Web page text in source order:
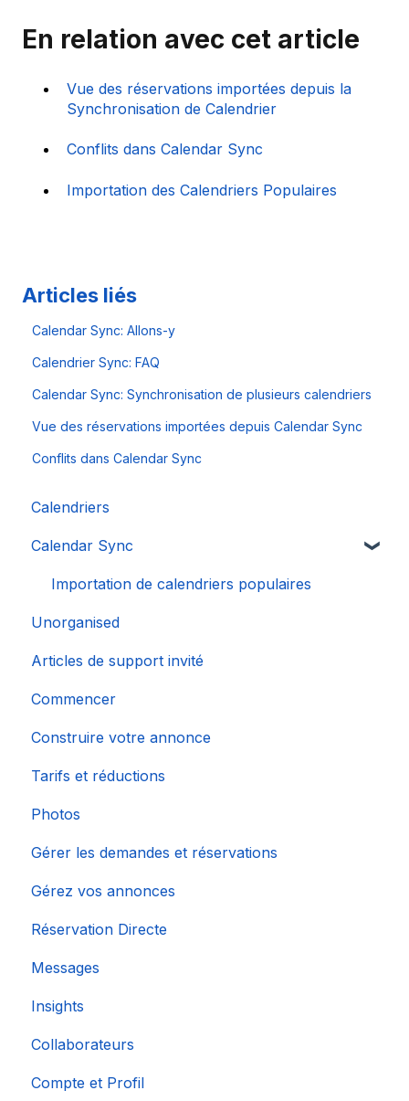
En relation avec cet article
Vue des réservations importées depuis la
Synchronisation de Calendrier
Conflits dans Calendar Sync
Importation des Calendriers Populaires
Articles liés
Calendar Sync: Allons-y
Calendrier Sync: FAQ
Calendar Sync: Synchronisation de plusieurs calendriers
Vue des réservations importées depuis Calendar Sync
Conflits dans Calendar Sync
Calendriers
Calendar Sync
Importation de calendriers populaires
Unorganised
Articles de support invité
Commencer
Construire votre annonce
Tarifs et réductions
Photos
Gérer les demandes et réservations
Gérez vos annonces
Réservation Directe
Messages
Insights
Collaborateurs
Compte et Profil